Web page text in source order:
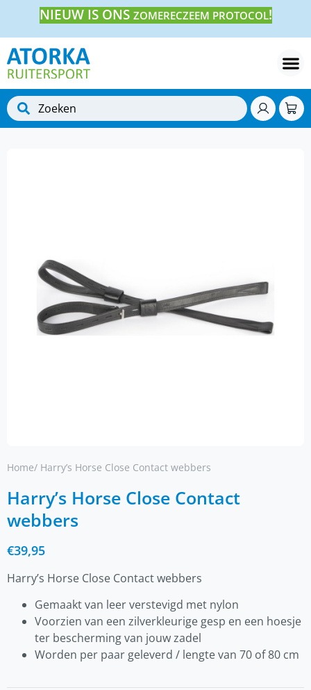
NIEUW IS ONS ZOMERECZEEM PROTOCOL!
Home/ Harry’s Horse Close Contact webbers
Harry’s Horse Close Contact
webbers
€39,95
Harry’s Horse Close Contact webbers
Gemaakt van leer verstevigd met nylon
Voorzien van een zilverkleurige gesp en een hoesje
ter bescherming van jouw zadel
Worden per paar geleverd / lengte van 70 of 80 cm